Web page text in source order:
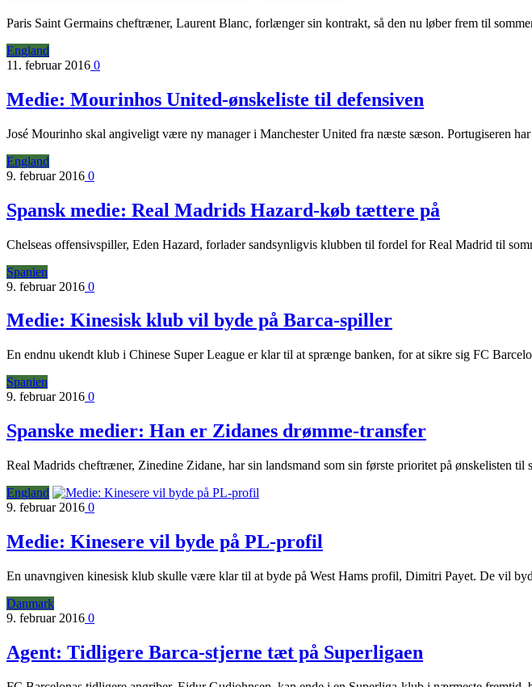
Paris Saint Germains cheftræner, Laurent Blanc, forlænger sin kontrakt, så den nu løber frem til
England
11. februar 2016 0
Medie: Mourinhos United-ønskeliste til defensiven
José Mourinho skal angiveligt være ny manager i Manchester United fra næste sæson. Portugiseren
England
9. februar 2016 0
Spansk medie: Real Madrids Hazard-køb tættere på
Chelseas offensivspiller, Eden Hazard, forlader sandsynligvis klubben til fordel for Real Madrid til
Spanien
9. februar 2016 0
Medie: Kinesisk klub vil byde på Barca-spiller
En endnu ukendt klub i Chinese Super League er klar til at sprænge banken, for at sikre sig FC
Spanien
9. februar 2016 0
Spanske medier: Han er Zidanes drømme-transfer
Real Madrids cheftræner, Zinedine Zidane, har sin landsmand som sin første prioritet på ønskelisten til
England
9. februar 2016 0
Medie: Kinesere vil byde på PL-profil
En unavngiven kinesisk klub skulle være klar til at byde på West Hams profil, Dimitri Payet. De vil
Danmark
9. februar 2016 0
Agent: Tidligere Barca-stjerne tæt på Superligaen